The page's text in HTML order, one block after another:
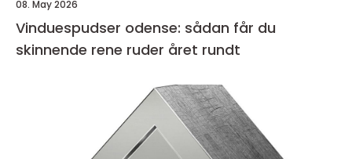
08. May 2026
Vinduespudser odense: sådan får du
skinnende rene ruder året rundt